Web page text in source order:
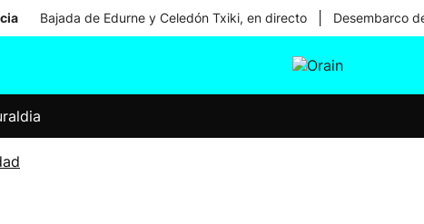
Bajada de Edurne y Celedón Txiki, en directo Desembarco